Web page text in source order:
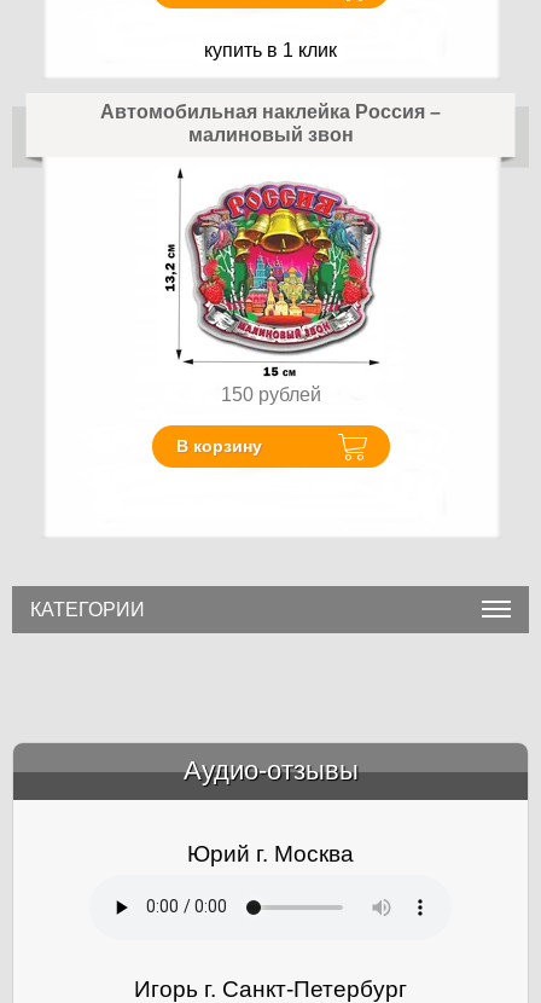
купить в 1 клик
Автомобильная наклейка Россия –
малиновый звон
150 рублей
В корзину
КАТЕГОРИИ
Аудио-отзывы
Юрий г. Москва
Игорь г. Санкт-Петербург